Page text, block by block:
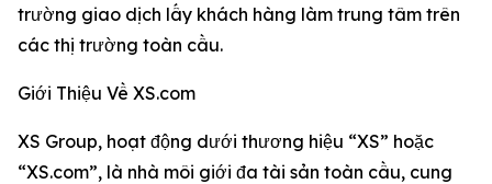
trường giao dịch lấy khách hàng làm trung tâm trên
các thị trường toàn cầu.
Giới Thiệu Về XS.com
XS Group, hoạt động dưới thương hiệu “XS” hoặc
“XS.com”, là nhà môi giới đa tài sản toàn cầu, cung